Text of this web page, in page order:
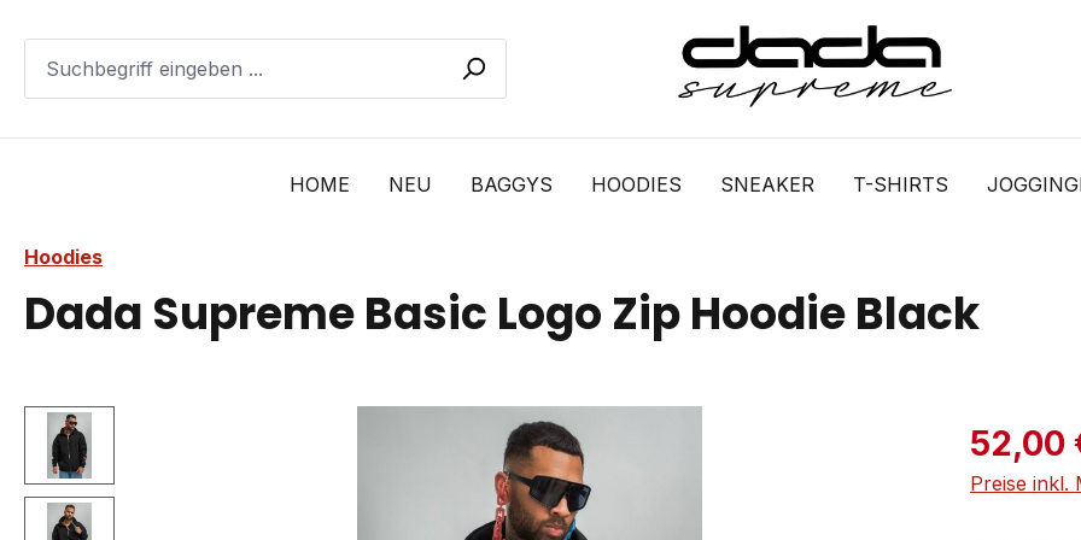
HOME NEU BAGGYS HOODIES SNEAKER T-SHIRTS
Hoodies
Dada Supreme Basic Logo Zip Hoodie Black
Bildergalerie überspringen
52,00
Preise inkl.